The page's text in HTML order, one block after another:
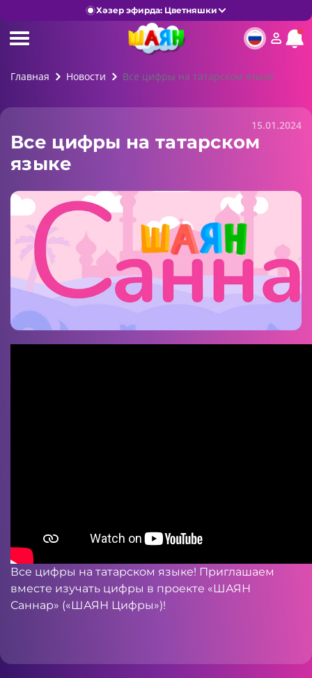
Хәзер эфирда: Цветняшки
Главная Новости Все цифры на татарском языке
15.01.2024
Все цифры на татарском
языке
Все цифры на татарском языке! Приглашаем
вместе изучать цифры в проекте «ШАЯН
Саннар» («ШАЯН Цифры»)!